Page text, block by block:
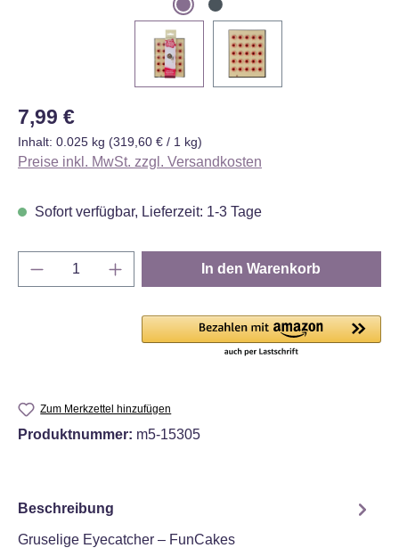
Regulärer Preis:
7,99 €
Inhalt: 0.025 kg (319,60 € / 1 kg)
Preise inkl. MwSt. zzgl. Versandkosten
Sofort verfügbar, Lieferzeit: 1-3 Tage
Produkt Anzahl: Gib den gewünschten
In den Warenkorb
Zum Merkzettel hinzufügen
Produktnummer: m5-15305
Beschreibung
Gruselige Eyecatcher – FunCakes